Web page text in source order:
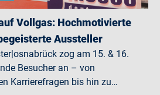
Vollgas: Hochmotivierte
Aussteller
zog am 15. & 16.
Besucher an – von
Karrierefragen bis hin zu…